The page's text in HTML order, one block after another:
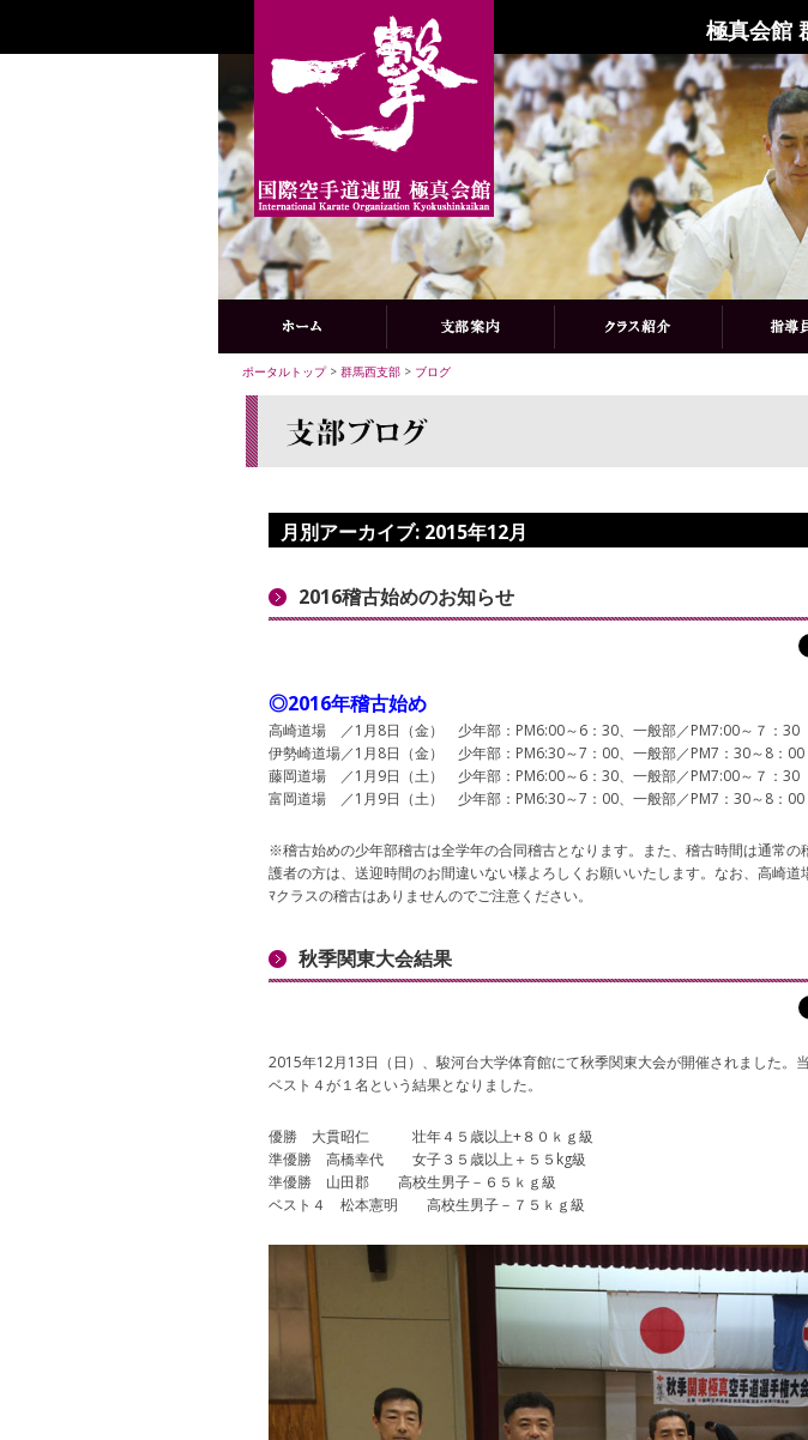
極真会館
ポータルトップ> 群馬西支部 > ブログ
月別アーカイブ: 2015年12月
2016稽古始めのお知らせ
◎2016年稽古始め
高崎道場 ／1月8日（金） 少年部：PM6:00～6：30、一般部／PM7:00～７：30
伊勢崎道場／1月8日（金） 少年部：PM6:30～7：00、一般部／PM7：30～8：00
藤岡道場 ／1月9日（土） 少年部：PM6:00～6：30、一般部／PM7:00～７：30
富岡道場 ／1月9日（土） 少年部：PM6:30～7：00、一般部／PM7：30～8：00
※稽古始めの少年部稽古は全学年の合同稽古となります。また、稽古時間は通常の
護者の方は、送迎時間のお間違いない様よろしくお願いいたします。なお、高崎
ﾏクラスの稽古はありませんのでご注意ください。
秋季関東大会結果
2015年12月13日（日）、駿河台大学体育館にて秋季関東大会が開催されました。
ベスト４が１名という結果となりました。
優勝 大貫昭仁 壮年４５歳以上+８０ｋｇ級
準優勝 高橋幸代 女子３５歳以上＋５５kg級
準優勝 山田郡 高校生男子－６５ｋｇ級
ベスト４ 松本憲明 高校生男子－７５ｋｇ級